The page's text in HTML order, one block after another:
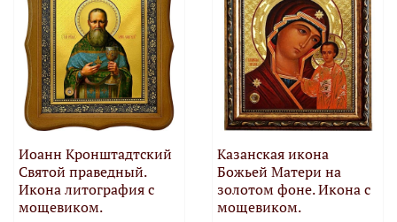
Иоанн Кронштадтский
Святой праведный.
Икона литография с
мощевиком.
Казанская икона
Божьей Матери на
золотом фоне. Икона с
мощевиком.